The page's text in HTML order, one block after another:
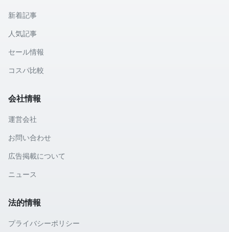
新着記事
人気記事
セール情報
コスパ比較
会社情報
運営会社
お問い合わせ
広告掲載について
ニュース
法的情報
プライバシーポリシー